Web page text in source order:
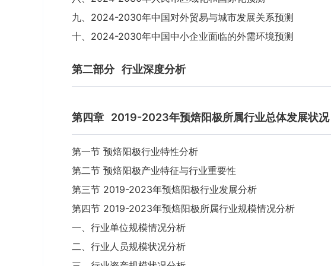
九、2024-2030年中国对外贸易与城市发展关系预测
十、2024-2030年中国中小企业面临的外需环境预测
第二部分 行业深度分析
第四章 2019-2023年预焙阳极所属行业总体发展状况
第一节 预焙阳极行业特性分析
第二节 预焙阳极产业特征与行业重要性
第三节 2019-2023年预焙阳极行业发展分析
第四节 2019-2023年预焙阳极所属行业规模情况分析
一、行业单位规模情况分析
二、行业人员规模状况分析